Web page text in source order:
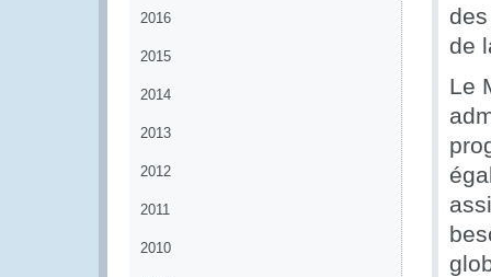
2016
2015
2014
2013
2012
2011
2010
de
Le